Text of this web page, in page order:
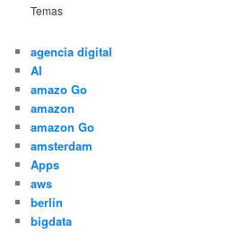
Temas
agencia digital
AI
amazo Go
amazon
amazon Go
amsterdam
Apps
aws
berlin
bigdata